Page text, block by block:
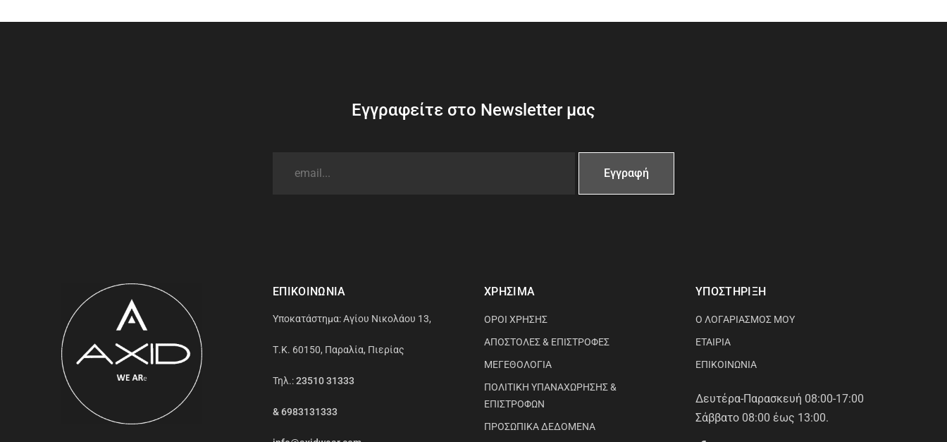
Εγγραφείτε στο Newsletter μας
ΕΠΙΚΟΙΝΩΝΙΑ
Υποκατάστημα: Αγίου Νικολάου 13,
Τ.Κ. 60150, Παραλία, Πιερίας
Τηλ.:23510 31333
& 6983131333
ΧΡΗΣΙΜΑ
ΟΡΟΙ ΧΡΗΣΗΣ
ΑΠΟΣΤΟΛΕΣ & ΕΠΙΣΤΡΟΦΕΣ
ΜΕΓΕΘΟΛΟΓΙΑ
ΠΟΛΙΤΙΚΗ ΥΠΑΝΑΧΩΡΗΣΗΣ &
ΕΠΙΣΤΡΟΦΩΝ
ΠΡΟΣΩΠΙΚΑ ΔΕΔΟΜΕΝΑ
ΥΠΟΣΤΗΡΙΞΗ
Ο ΛΟΓΑΡΙΑΣΜΟΣ ΜΟΥ
ΕΤΑΙΡΙΑ
ΕΠΙΚΟΙΝΩΝΙΑ
Δευτέρα-Παρασκευή 08:00-17:00
Σάββατο 08:00 έως 13:00.